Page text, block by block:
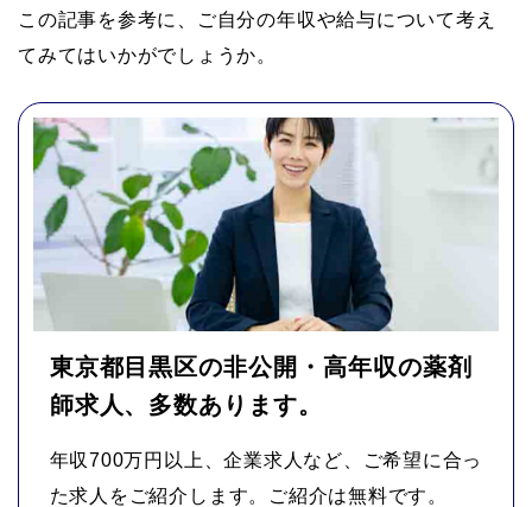
この記事を参考に、ご自分の年収や給与について考え
てみてはいかがでしょうか。
東京都目黒区の非公開・高年収の薬剤
師求人、多数あります。
年収700万円以上、企業求人など、ご希望に合っ
た求人をご紹介します。ご紹介は無料です。